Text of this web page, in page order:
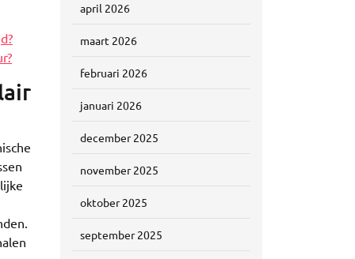
april 2026
maart 2026
februari 2026
januari 2026
december 2025
november 2025
oktober 2025
september 2025